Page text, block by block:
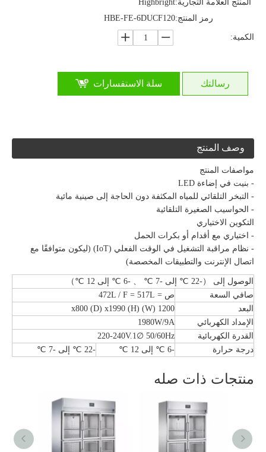
المنتج العلامة التجارية:Highbright
رمز المنتج:HBE-FE-6DUCF120
الكمية:
رسالتك سلة الاستفسارات
وصف المنتج
مواصفات المنتج
- بنيت في إضاءة LED
- التبخر التلقائي للمياه المكثفة دون الحاجة إلى صينية مائية
- الحواسيب الصغيرة التلقائية
التكوين الاختياري
- اختياري مع أقدام أو بكرات الحمل
- نظام مراقبة التشغيل في الوقت الفعلي (IoT) (ليكون متوافقًا مع
اتصال الإنترنت والتطبيقات المخصصة)
الوصول إلى （-22 ℃ إلى -7 ℃ 、 -6 ℃ إلى 12 ℃）
صافي السعة
ص = 472L / F = 517L
البعد
1200 (W) x800 (D) x1990 (H)
الإمداد الكهربائي
1980W/9A
القدرة الكهربائية
220-240V.1∅ 50/60Hz
درجة حرارة
-6 ℃ إلى 12 ℃ -22 ℃ إلى -7 ℃
منتجات ذات صله